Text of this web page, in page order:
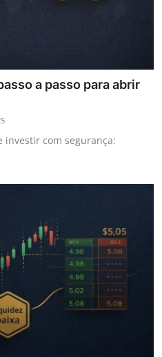
a passo para abrir
investir com segurança: